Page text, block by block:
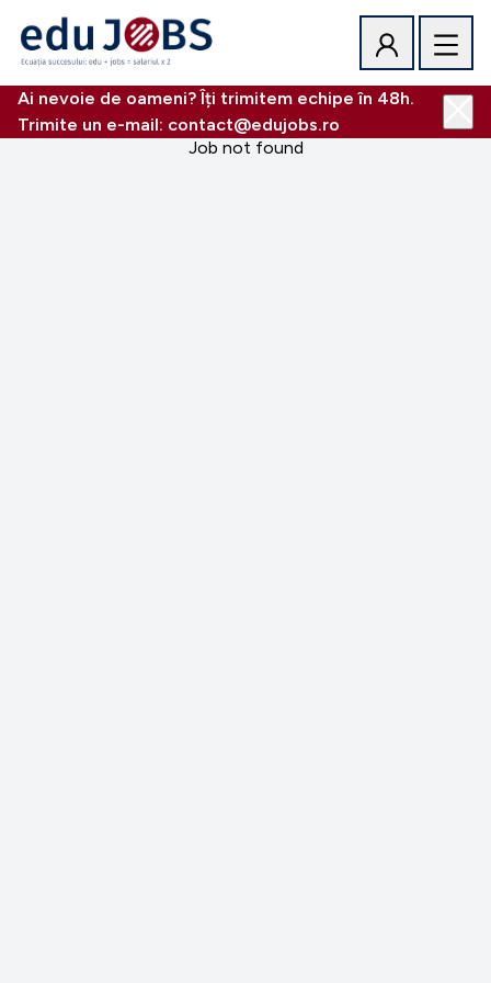
Ai nevoie de oameni? Îți trimitem echipe în 48h.
Trimite un e-mail: contact@edujobs.ro
Job not found